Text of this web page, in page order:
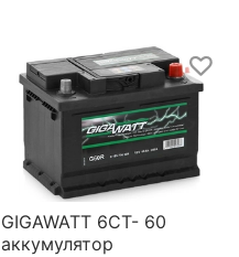
GIGAWATT 6CT- 60
аккумулятор